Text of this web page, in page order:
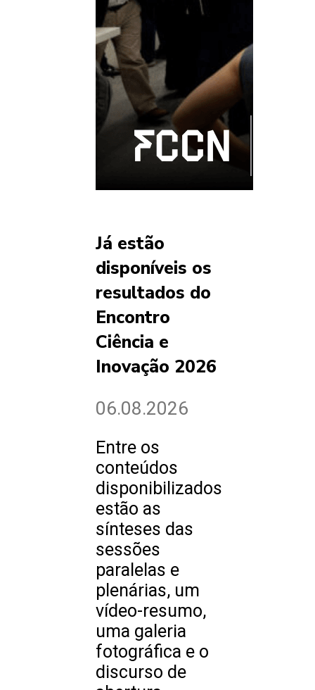
Já estão
disponíveis os
resultados do
Encontro
Ciência e
Inovação 2026
06.08.2026
Entre os
conteúdos
disponibilizados
estão as
sínteses das
sessões
paralelas e
plenárias, um
vídeo-resumo,
uma galeria
fotográfica e o
discurso de